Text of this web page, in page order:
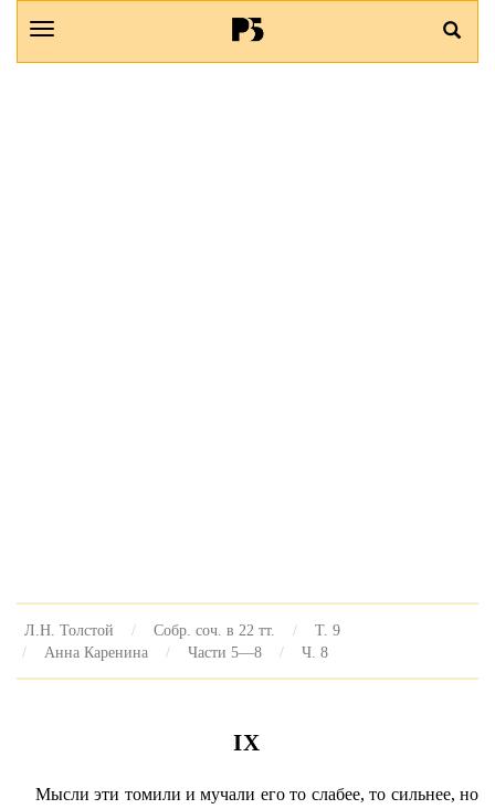
Л.Н. Толстой Собр. соч. в 22 тт.
Т. 9
Анна Каренина
Части 5—8 Ч. 8
IX
Мысли эти томили и мучали его то слабее, то сильнее, но